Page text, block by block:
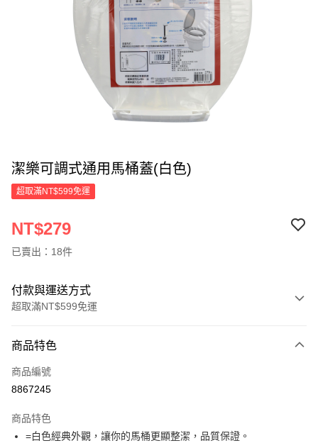
潔樂可調式通用馬桶蓋(白色)
超取滿NT$599免運
NT$279
已賣出：18件
付款與運送方式
超取滿NT$599免運
信用卡一次付款
超商取貨付款
Apple Pay
商品特色
商品編號
8867245
商品特色
=白色經典外觀，讓你的馬桶更顯整潔，品質保證。